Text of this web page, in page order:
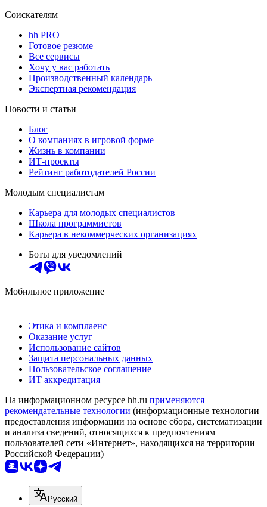
Соискателям
hh PRO
Готовое резюме
Все сервисы
Хочу у вас работать
Производственный календарь
Экспертная рекомендация
Новости и статьи
Блог
О компаниях в игровой форме
Жизнь в компании
ИТ-проекты
Рейтинг работодателей России
Молодым специалистам
Карьера для молодых специалистов
Школа программистов
Карьера в некоммерческих организациях
Боты для уведомлений
Мобильное приложение
Этика и комплаенс
Оказание услуг
Использование сайтов
Защита персональных данных
Пользовательское соглашение
ИТ аккредитация
На информационном ресурсе hh.ru применяются
рекомендательные технологии (информационные технологии
предоставления информации на основе сбора, систематизации
и анализа сведений, относящихся к предпочтениям
пользователей сети «Интернет», находящихся на территории
Российской Федерации)
Русский